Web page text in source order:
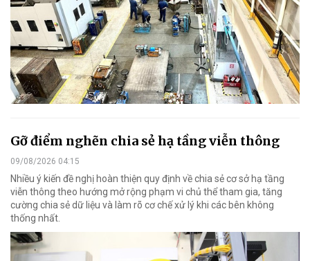
Gỡ điểm nghẽn chia sẻ hạ tầng viễn thông
09/08/2026 04:15
Nhiều ý kiến đề nghị hoàn thiện quy định về chia sẻ cơ sở hạ tầng
viễn thông theo hướng mở rộng phạm vi chủ thể tham gia, tăng
cường chia sẻ dữ liệu và làm rõ cơ chế xử lý khi các bên không
thống nhất.